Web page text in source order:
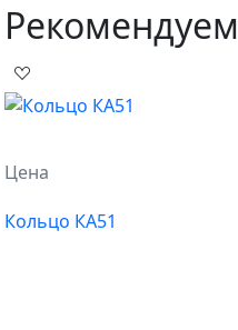
Рекомендуем
Цена
Кольцо КА51